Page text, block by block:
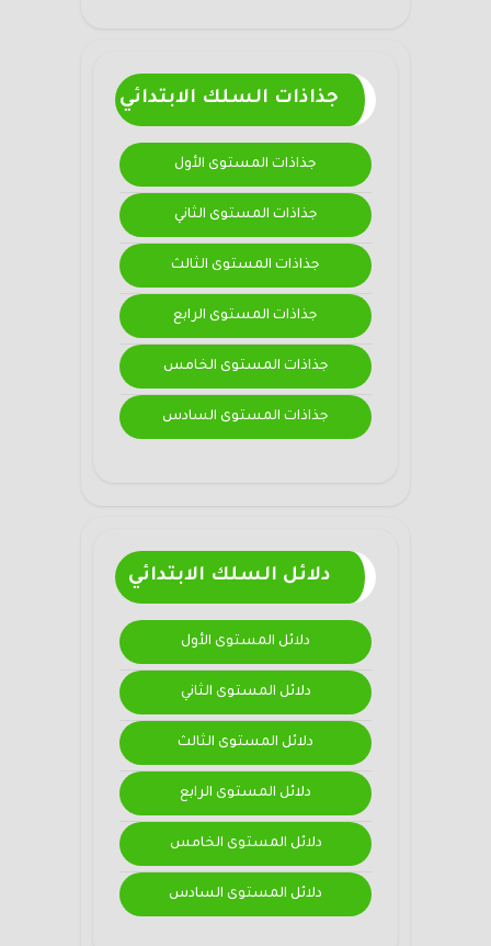
جذاذات السلك الابتدائي
جذاذات المستوى الأول
جذاذات المستوى الثاني
جذاذات المستوى الثالث
جذاذات المستوى الرابع
جذاذات المستوى الخامس
جذاذات المستوى السادس
دلائل السلك الابتدائي
دلائل المستوى الأول
دلائل المستوى الثاني
دلائل المستوى الثالث
دلائل المستوى الرابع
دلائل المستوى الخامس
دلائل المستوى السادس